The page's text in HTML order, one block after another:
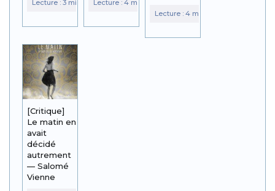
[Critique]
Le matin en
avait
décidé
autrement
— Salomé
Vienne